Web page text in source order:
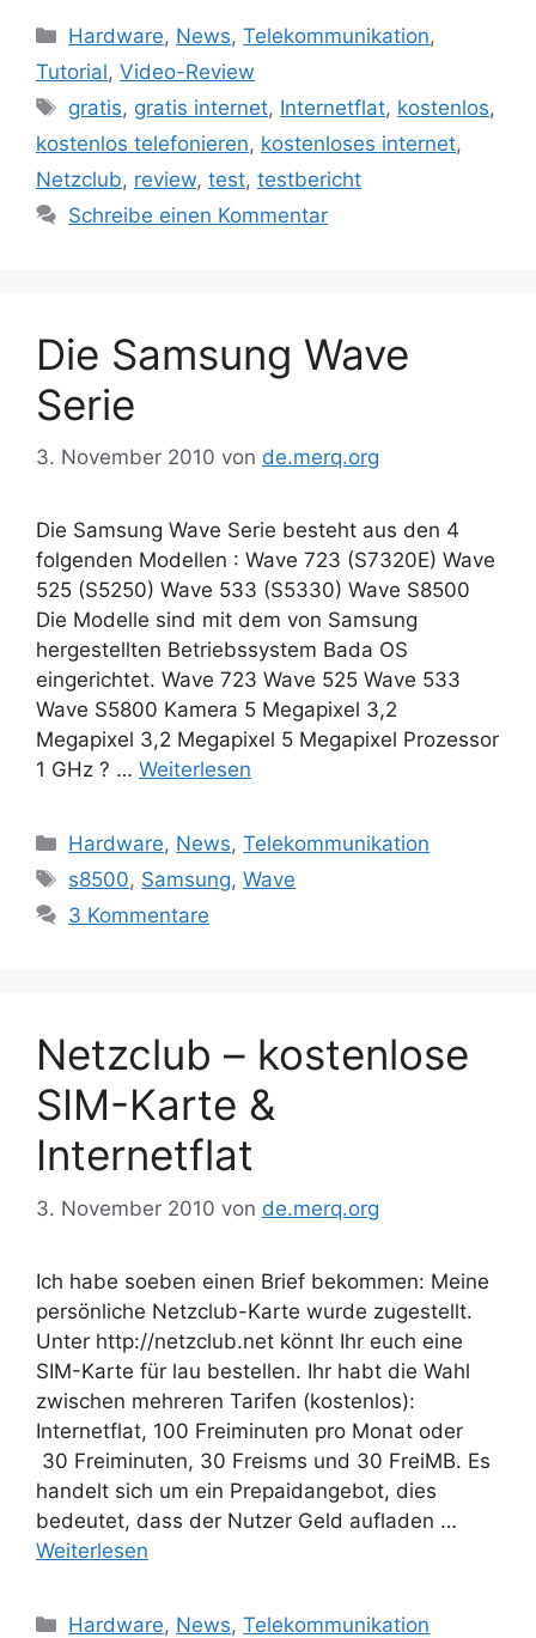
Kategorien
Hardware, News,Telekommunikation,
Tutorial, Video-Review
Schlagwörter
gratis, gratis internet, Internetflat, kostenlos,
kostenlos telefonieren, kostenloses internet,
Netzclub, review, test, testbericht
Schreibe einen Kommentar
Die Samsung Wave
Serie
3. November 2010 von de.merq.org
Die Samsung Wave Serie besteht aus den 4
folgenden Modellen : Wave 723 (S7320E) Wave
525 (S5250) Wave 533 (S5330) Wave S8500
Die Modelle sind mit dem von Samsung
hergestellten Betriebssystem Bada OS
eingerichtet. Wave 723 Wave 525 Wave 533
Wave S5800 Kamera 5 Megapixel 3,2
Megapixel 3,2 Megapixel 5 Megapixel Prozessor
1 GHz ? … Weiterlesen
Kategorien
Hardware, News,Telekommunikation
Schlagwörter
s8500, Samsung,Wave
3 Kommentare
Netzclub – kostenlose
SIM-Karte &
Internetflat
3. November 2010 von de.merq.org
Ich habe soeben einen Brief bekommen: Meine
persönliche Netzclub-Karte wurde zugestellt.
Unter http://netzclub.net könnt Ihr euch eine
SIM-Karte für lau bestellen. Ihr habt die Wahl
zwischen mehreren Tarifen (kostenlos):
Internetflat, 100 Freiminuten pro Monat oder
30 Freiminuten, 30 Freisms und 30 FreiMB. Es
handelt sich um ein Prepaidangebot, dies
bedeutet, dass der Nutzer Geld aufladen …
Weiterlesen
Kategorien
Hardware, News,Telekommunikation